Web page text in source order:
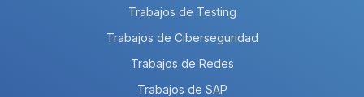
Trabajos de Testing
Trabajos de Ciberseguridad
Trabajos de Redes
Trabajos de SAP